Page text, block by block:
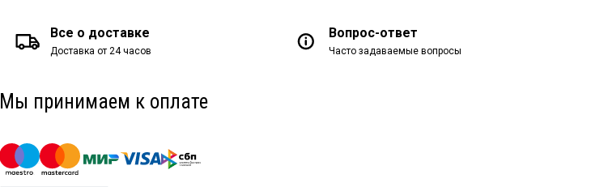
Все о доставке
Доставка от 24 часов
Вопрос-ответ
Часто задаваемые вопросы
Мы принимаем к оплате